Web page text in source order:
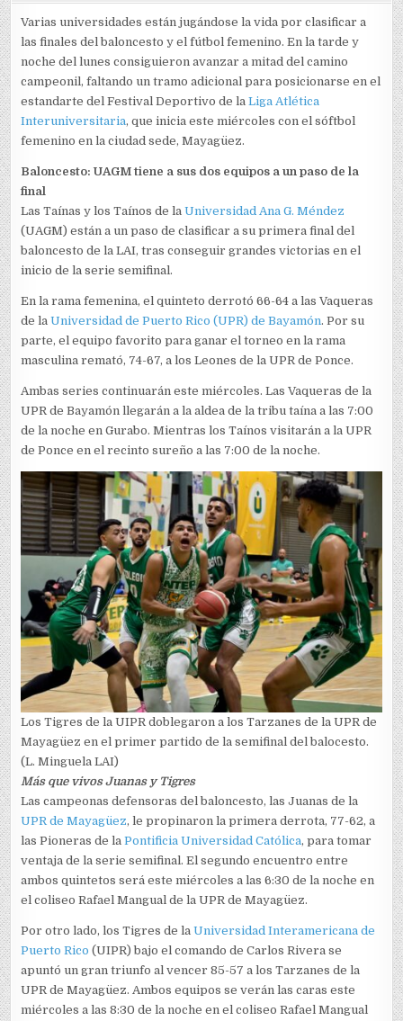
Varias universidades están jugándose la vida por clasificar a
las finales del baloncesto y el fútbol femenino. En la tarde y
noche del lunes consiguieron avanzar a mitad del camino
campeonil, faltando un tramo adicional para posicionarse en el
estandarte del Festival Deportivo de laLiga Atlética
Interuniversitaria, que inicia este miércoles con el sóftbol
femenino en la ciudad sede, Mayagüez.
Baloncesto: UAGM tiene a sus dos equipos a un paso de la
final
Las Taínas y los Taínos de laUniversidad Ana G. Méndez
(UAGM) están a un paso de clasificar a su primera final del
baloncesto de la LAI, tras conseguir grandes victorias en el
inicio de la serie semifinal.
En la rama femenina, el quinteto derrotó 66-64 a las Vaqueras
de laUniversidad de Puerto Rico (UPR) de Bayamón. Por su
parte, el equipo favorito para ganar el torneo en la rama
masculina remató, 74-67, a los Leones de la UPR de Ponce.
Ambas series continuarán este miércoles. Las Vaqueras de la
UPR de Bayamón llegarán a la aldea de la tribu taína a las 7:00
de la noche en Gurabo. Mientras los Taínos visitarán a la UPR
de Ponce en el recinto sureño a las 7:00 de la noche.
Los Tigres de la UIPR doblegaron a los Tarzanes de la UPR de
Mayagüez en el primer partido de la semifinal del balocesto.
(L. Minguela LAI)
Más que vivos Juanas y Tigres
Las campeonas defensoras del baloncesto, las Juanas de la
UPR de Mayagüez, le propinaron la primera derrota, 77-62, a
las Pioneras de laPontificia Universidad Católica, para tomar
ventaja de la serie semifinal. El segundo encuentro entre
ambos quintetos será este miércoles a las 6:30 de la noche en
el coliseo Rafael Mangual de la UPR de Mayagüez.
Por otro lado, los Tigres de laUniversidad Interamericana de
Puerto Rico (UIPR) bajo el comando de Carlos Rivera se
apuntó un gran triunfo al vencer 85-57 a los Tarzanes de la
UPR de Mayagüez. Ambos equipos se verán las caras este
miércoles a las 8:30 de la noche en el coliseo Rafael Mangual